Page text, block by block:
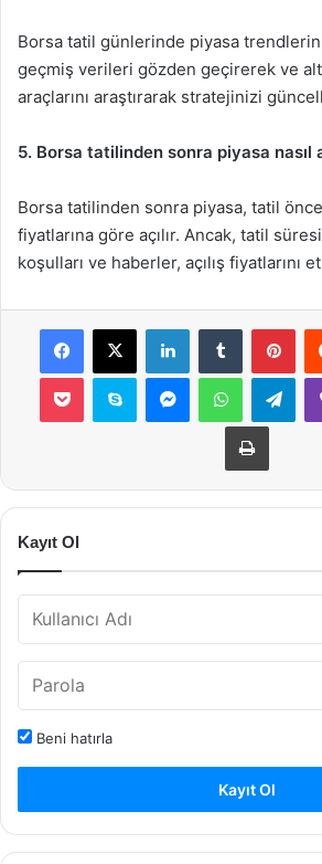
Borsa tatil günlerinde piyasa
geçmiş verileri gözden geçirerek ve
araçlarını araştırarak stratejinizi
5. Borsa tatilinden sonra piyasa nasıl
Borsa tatilinden sonra piyasa, tatil
fiyatlarına göre açılır. Ancak, tatil
koşulları ve haberler, açılış fiyatlarını
Facebook
X LinkedInTumblr
Pocket Skype MessengerWhatsApp
Yazdır
Kayıt Ol
Beni hatırla
Kayıt Ol